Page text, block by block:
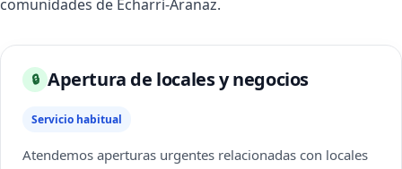
comunidades de Echarri-Aranaz.
🔒 Apertura de locales y negocios
Servicio habitual
Atendemos aperturas urgentes relacionadas con locales